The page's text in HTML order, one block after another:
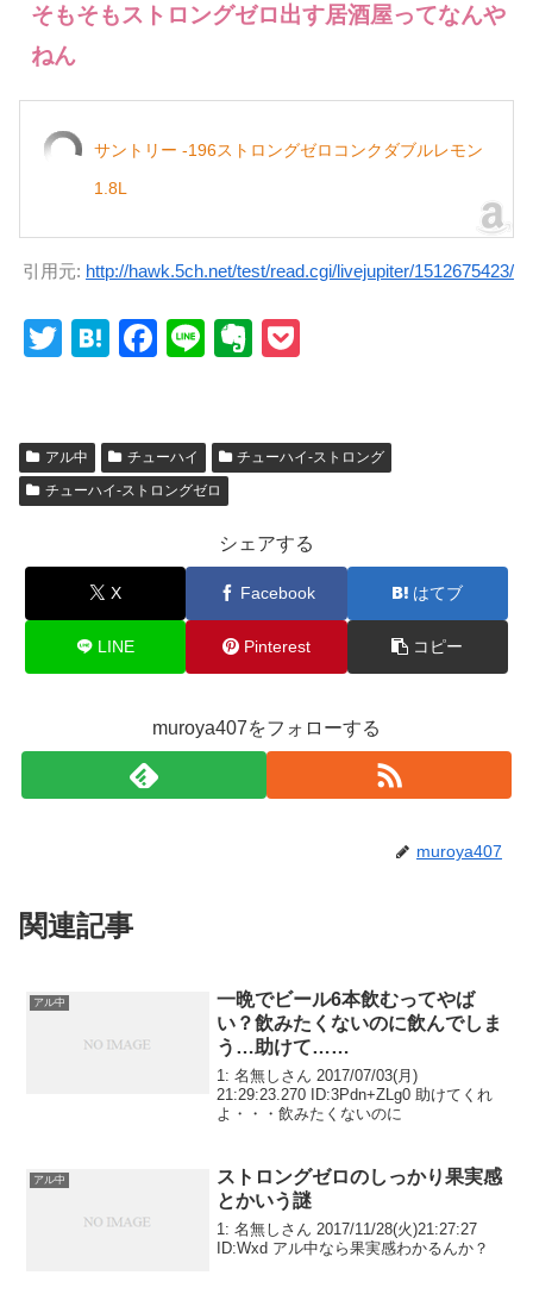
そもそもストロングゼロ出す居酒屋ってなんや
ねん
サントリー -196ストロングゼロコンクダブルレモン
1.8L
引用元: http://hawk.5ch.net/test/read.cgi/livejupiter/1512675423/
T
er
H
n
a
F
e
b
o
Li
E
n
e
et
アル中 チューハイ
チューハイ-ストロング
チューハイ-ストロングゼロ
シェアする
X Facebook はてブ
LINE Pinterest コピー
muroya407をフォローする
muroya407
関連記事
アル中
一晩でビール6本飲むってやば
い？飲みたくないのに飲んでしま
う…助けて……
1: 名無しさん 2017/07/03(月)
21:29:23.270 ID:3Pdn+ZLg0 助けてくれ
よ・・・飲みたくないのに
アル中
ストロングゼロのしっかり果実感
とかいう謎
1: 名無しさん 2017/11/28(火)21:27:27
ID:Wxd アル中なら果実感わかるんか？